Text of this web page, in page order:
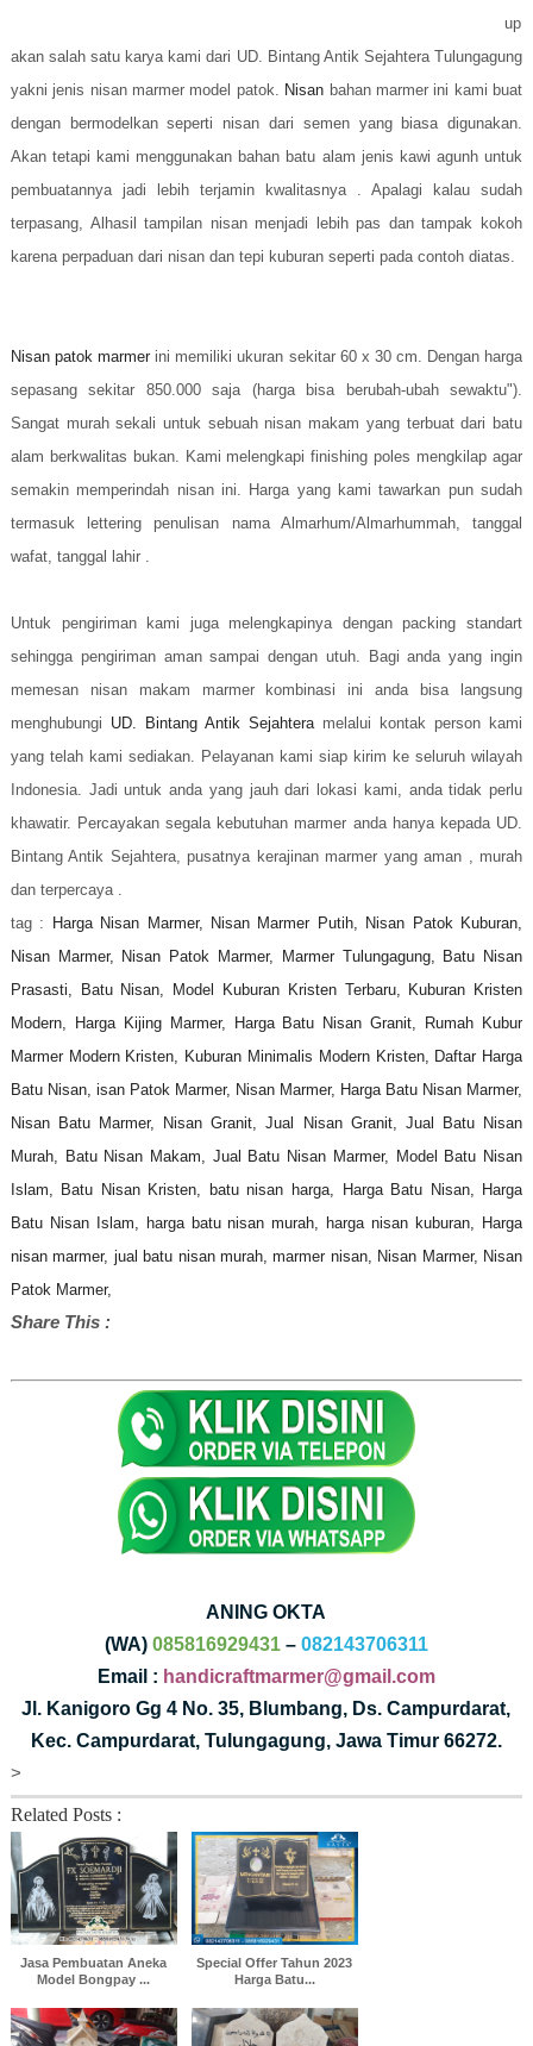
up
akan salah satu karya kami dari UD. Bintang Antik Sejahtera Tulungagung
yakni jenis nisan marmer model patok. Nisan bahan marmer ini kami buat
dengan bermodelkan seperti nisan dari semen yang biasa digunakan.
Akan tetapi kami menggunakan bahan batu alam jenis kawi agunh untuk
pembuatannya jadi lebih terjamin kwalitasnya . Apalagi kalau sudah
terpasang, Alhasil tampilan nisan menjadi lebih pas dan tampak kokoh
karena perpaduan dari nisan dan tepi kuburan seperti pada contoh diatas.
Nisan patok marmer ini memiliki ukuran sekitar 60 x 30 cm. Dengan harga
sepasang sekitar 850.000 saja (harga bisa berubah-ubah sewaktu").
Sangat murah sekali untuk sebuah nisan makam yang terbuat dari batu
alam berkwalitas bukan. Kami melengkapi finishing poles mengkilap agar
semakin memperindah nisan ini. Harga yang kami tawarkan pun sudah
termasuk lettering penulisan nama Almarhum/Almarhummah, tanggal
wafat, tanggal lahir .
Untuk pengiriman kami juga melengkapinya dengan packing standart
sehingga pengiriman aman sampai dengan utuh. Bagi anda yang ingin
memesan nisan makam marmer kombinasi ini anda bisa langsung
menghubungi UD. Bintang Antik Sejahteramelalui kontak person kami
yang telah kami sediakan. Pelayanan kami siap kirim ke seluruh wilayah
Indonesia. Jadi untuk anda yang jauh dari lokasi kami, anda tidak perlu
khawatir. Percayakan segala kebutuhan marmer anda hanya kepada UD.
Bintang Antik Sejahtera, pusatnya kerajinan marmer yang aman , murah
dan terpercaya .
tag :
Harga Nisan Marmer, Nisan Marmer Putih, Nisan Patok Kuburan,
Nisan Marmer, Nisan Patok Marmer, Marmer Tulungagung, Batu Nisan
Prasasti, Batu Nisan, Model Kuburan Kristen Terbaru, Kuburan Kristen
Modern, Harga Kijing Marmer,
Harga Batu Nisan Granit, Rumah Kubur
Marmer Modern Kristen, Kuburan Minimalis Modern Kristen, Daftar Harga
Batu Nisan, isan Patok Marmer, Nisan Marmer, Harga Batu Nisan Marmer,
Nisan Batu Marmer, Nisan Granit, Jual Nisan Granit, Jual Batu Nisan
Murah, Batu Nisan Makam, Jual Batu Nisan Marmer, Model Batu Nisan
Islam, Batu Nisan Kristen, batu nisan harga, Harga Batu Nisan, Harga
Batu Nisan Islam, harga batu nisan murah, harga nisan kuburan, Harga
nisan marmer, jual batu nisan murah, marmer nisan, Nisan Marmer, Nisan
Patok Marmer,
Share This :
ANING OKTA
(WA) 085816929431– 082143706311
Email : handicraftmarmer@gmail.com
Jl. Kanigoro Gg 4 No. 35, Blumbang, Ds. Campurdarat,
Kec. Campurdarat, Tulungagung, Jawa Timur 66272.
>
Related Posts :
Jasa Pembuatan Aneka
Model Bongpay ...
Special Offer Tahun 2023
Harga Batu...